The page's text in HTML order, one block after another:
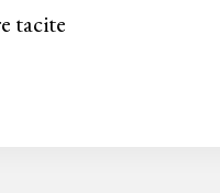
tacite